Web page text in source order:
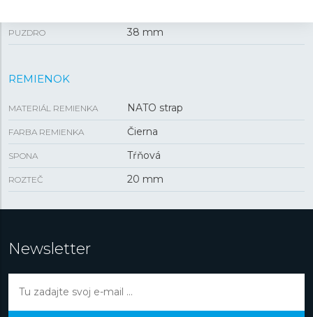
PUZDRO 38 mm
REMIENOK
MATERIÁL REMIENKA NATO strap
FARBA REMIENKA Čierna
SPONA Tŕňová
ROZTEČ 20 mm
Newsletter